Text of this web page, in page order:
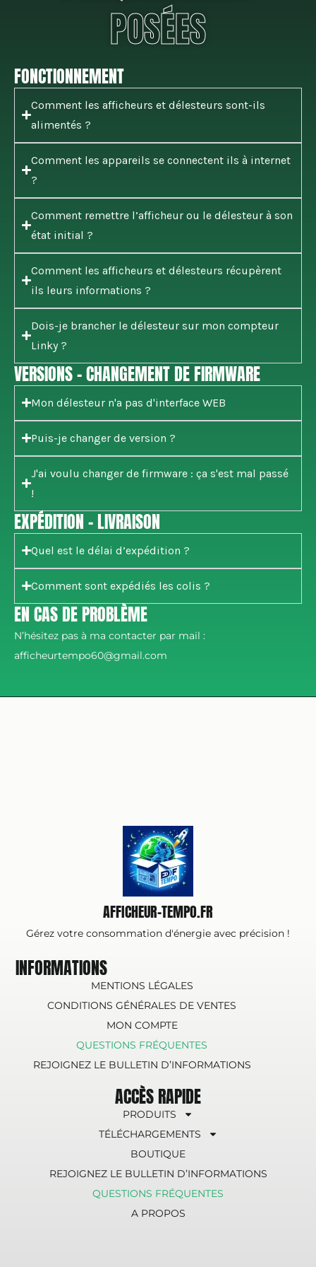
POSÉES
FONCTIONNEMENT
Comment les afficheurs et délesteurs sont-ils
alimentés ?
Comment les appareils se connectent ils à internet
?
Comment remettre l’afficheur ou le délesteur à son
état initial ?
Comment les afficheurs et délesteurs récupèrent
ils leurs informations ?
Dois-je brancher le délesteur sur mon compteur
Linky ?
VERSIONS - CHANGEMENT DE FIRMWARE
Mon délesteur n'a pas d'interface WEB
Puis-je changer de version ?
J'ai voulu changer de firmware : ça s'est mal passé
!
EXPÉDITION - LIVRAISON
Quel est le délai d’expédition ?
Comment sont expédiés les colis ?
EN CAS DE PROBLÈME
N’hésitez pas à ma contacter par mail :
afficheurtempo60@gmail.com
AFFICHEUR-TEMPO.FR
Gérez votre consommation d'énergie avec précision !
INFORMATIONS
MENTIONS LÉGALES
CONDITIONS GÉNÉRALES DE VENTES
MON COMPTE
QUESTIONS FRÉQUENTES
REJOIGNEZ LE BULLETIN D’INFORMATIONS
ACCÈS RAPIDE
PRODUITS
TÉLÉCHARGEMENTS
BOUTIQUE
REJOIGNEZ LE BULLETIN D’INFORMATIONS
QUESTIONS FRÉQUENTES
A PROPOS